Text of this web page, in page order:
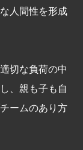
人間性を形成
切な負荷の中
、親も子も自
ームのあり方